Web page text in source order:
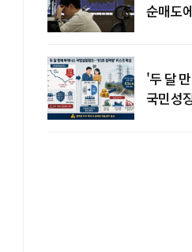
순매도
'두 달
국민성